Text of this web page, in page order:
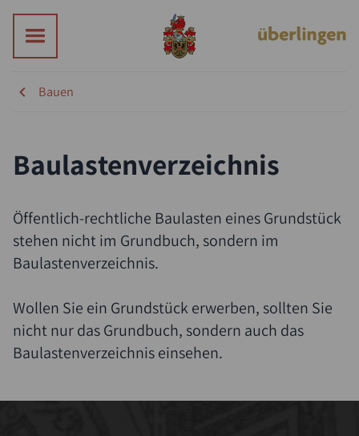
Bauen
Baulastenverzeichnis
Öffentlich-rechtliche Baulasten eines Grundstück
stehen nicht im Grundbuch, sondern im
Baulastenverzeichnis.
Wollen Sie ein Grundstück erwerben, sollten Sie
nicht nur das Grundbuch, sondern auch das
Baulastenverzeichnis einsehen.
Suche